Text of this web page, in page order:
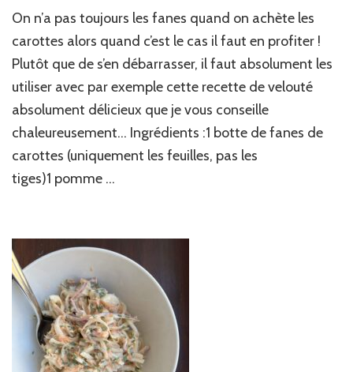
de
fanes
carottes
On n’a pas toujours les fanes quand on achète les
carottes alors quand c’est le cas il faut en profiter !
Plutôt que de s’en débarrasser, il faut absolument les
utiliser avec par exemple cette recette de velouté
absolument délicieux que je vous conseille
chaleureusement… Ingrédients :1 botte de fanes de
carottes (uniquement les feuilles, pas les
tiges)1 pomme …